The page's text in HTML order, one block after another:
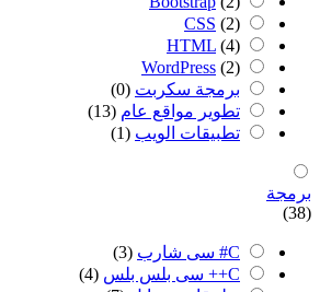
CSS (2)
HTML (4)
WordPress (2)
برمجة سكربت (0)
تطوير مواقع عام (13)
تطبيقات الويب (1)
برمجة
(38)
C# سى شارب
(3)
C++ سى بلس بلس
(4)